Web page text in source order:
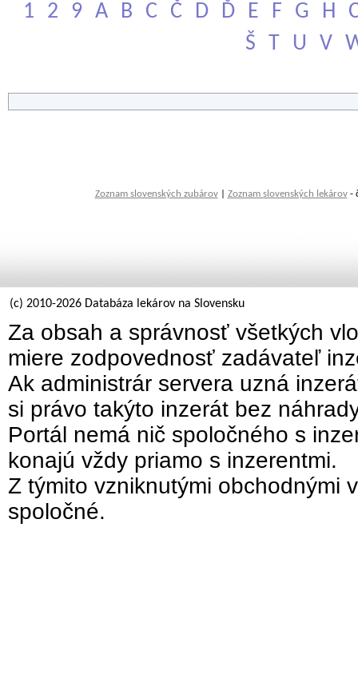
1 2 9 A B C Č D Ď E F G H
Š
T U V
Zoznam slovenských zubárov| Zoznam slovenských lekárov-
(c) 2010-2026 Databáza lekárov na Slovensku
Za obsah a správnosť všetkých
miere zodpovednosť zadávateľ
Ak administrár servera uzná
si právo takýto inzerát bez
Portál nemá nič spoločného s
konajú vždy priamo s inzerentmi.
Z týmito vzniknutými obchodnými
spoločné.